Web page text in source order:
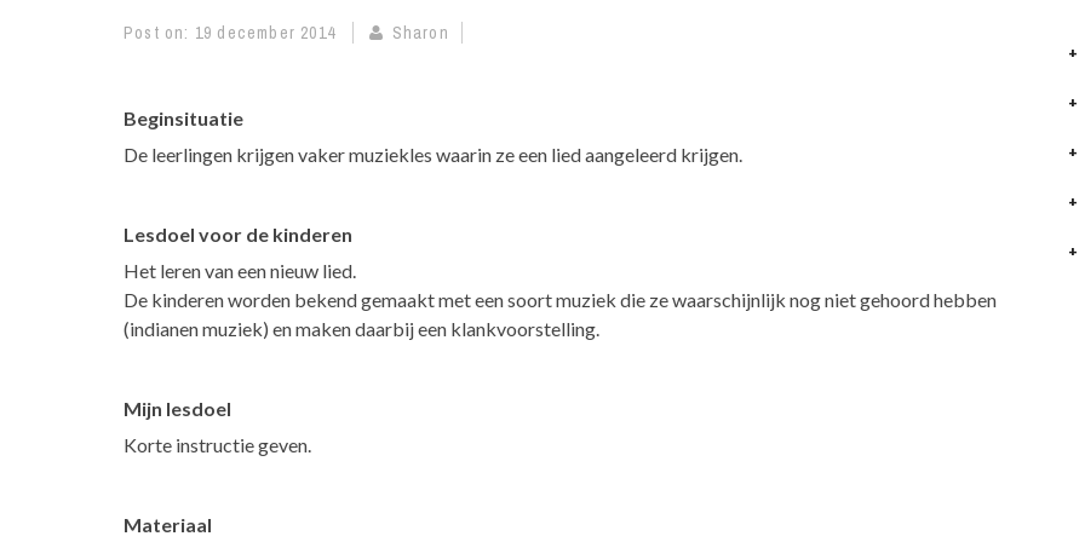
Post on: 19 december 2014 Sharon
Beginsituatie
De leerlingen krijgen vaker muziekles waarin ze een lied aangeleerd krijgen.
Lesdoel voor de kinderen
Het leren van een nieuw lied.
De kinderen worden bekend gemaakt met een soort muziek die ze waarschijnlijk nog niet gehoord hebben
(indianen muziek) en maken daarbij een klankvoorstelling.
Mijn lesdoel
Korte instructie geven.
Materiaal